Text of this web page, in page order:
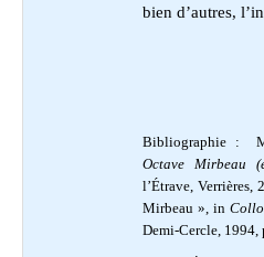
bien d’autres,
Bibliographie :
Octave Mirbeau
l’Étrave, Verrières,
Mirbeau », in
Demi-Cercle, 1994,